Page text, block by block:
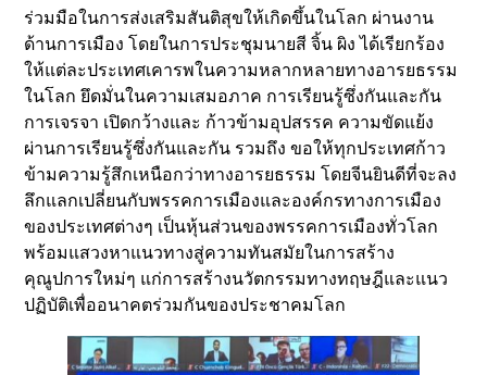
ร่วมมือในการส่งเสริมสันติสุขให้เกิดขึ้นในโลก ผ่านงาน
ด้านการเมือง โดยในการประชุมนายสี จิ้น ผิง ได้เรียกร้อง
ให้แต่ละประเทศเคารพในความหลากหลายทางอารยธรรม
ในโลก ยึดมั่นในความเสมอภาค การเรียนรู้ซึ่งกันและกัน
การเจรจา เปิดกว้างและ ก้าวข้ามอุปสรรค ความขัดแย้ง
ผ่านการเรียนรู้ซึ่งกันและกัน รวมถึง ขอให้ทุกประเทศก้าว
ข้ามความรู้สึกเหนือกว่าทางอารยธรรม โดยจีนยินดีที่จะลง
ลึกแลกเปลี่ยนกับพรรคการเมืองและองค์กรทางการเมือง
ของประเทศต่างๆ เป็นหุ้นส่วนของพรรคการเมืองทั่วโลก
พร้อมแสวงหาแนวทางสู่ความทันสมัยในการสร้าง
คุณูปการใหม่ๆ แก่การสร้างนวัตกรรมทางทฤษฎีและแนว
ปฏิบัติเพื่ออนาคตร่วมกันของประชาคมโลก